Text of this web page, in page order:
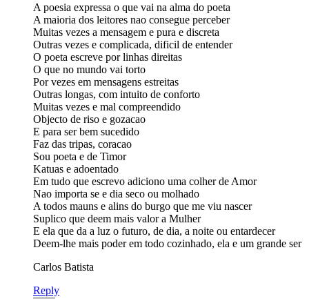
A poesia expressa o que vai na alma do poeta
A maioria dos leitores nao consegue perceber
Muitas vezes a mensagem e pura e discreta
Outras vezes e complicada, dificil de entender
O poeta escreve por linhas direitas
O que no mundo vai torto
Por vezes em mensagens estreitas
Outras longas, com intuito de conforto
Muitas vezes e mal compreendido
Objecto de riso e gozacao
E para ser bem sucedido
Faz das tripas, coracao
Sou poeta e de Timor
Katuas e adoentado
Em tudo que escrevo adiciono uma colher de Amor
Nao importa se e dia seco ou molhado
A todos mauns e alins do burgo que me viu nascer
Suplico que deem mais valor a Mulher
E ela que da a luz o futuro, de dia, a noite ou entardecer
Deem-lhe mais poder em todo cozinhado, ela e um grande ser
Carlos Batista
Reply